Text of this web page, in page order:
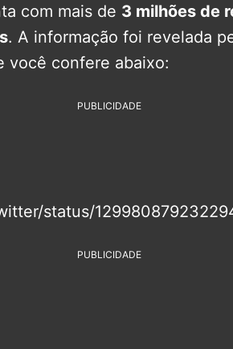
com mais de 3 milhões de
. A informação foi revelada
você confere abaixo:
PUBLICIDADE
status/
PUBLICIDADE